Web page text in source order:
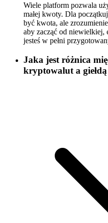
Wiele platform pozwala
małej kwoty. Dla
być kwota, ale
aby zacząć od niewielkiej,
jesteś w pełni
Jaka jest różnica
kryptowalut a